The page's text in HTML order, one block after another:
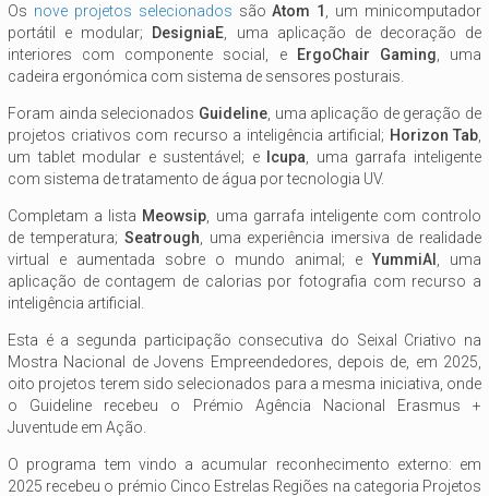
Os nove projetos selecionados sãoAtom 1
, um minicomputador
portátil e modular;
DesigniaE , uma aplicação de decoração de
interiores com componente social, e
ErgoChair Gaming , uma
cadeira ergonómica com sistema de sensores posturais.
Foram ainda selecionados Guideline, uma aplicação de geração de
projetos criativos com recurso a inteligência artificial; Horizon Tab
um tablet modular e sustentável; e
Icupa , uma garrafa inteligente
com sistema de tratamento de água por tecnologia UV.
Completam a lista Meowsip , uma garrafa inteligente com controlo
de temperatura; Seatrough , uma experiência imersiva de realidade
virtual e aumentada sobre o mundo animal; e YummiAI
, uma
aplicação de contagem de calorias por fotografia com recurso a
inteligência artificial.
Esta é a segunda participação consecutiva do Seixal Criativo na
Mostra Nacional de Jovens Empreendedores, depois de, em 2025,
oito projetos terem sido selecionados para a mesma iniciativa, onde
o Guideline recebeu o Prémio Agência Nacional Erasmus +
Juventude em Ação.
O programa tem vindo a acumular reconhecimento externo: em
2025 recebeu o prémio Cinco Estrelas Regiões na categoria Projetos